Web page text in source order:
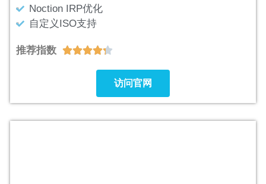
Noction IRP优化
自定义ISO支持
推荐指数 
访问官网